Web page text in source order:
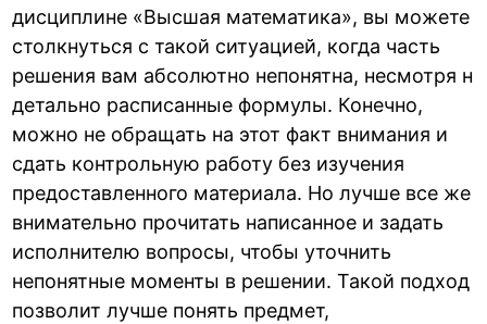
дисциплине «Высшая математика», вы можете
столкнуться с такой ситуацией, когда часть
решения вам абсолютно непонятна, несмотря н
детально расписанные формулы. Конечно,
можно не обращать на этот факт внимания и
сдать контрольную работу без изучения
предоставленного материала. Но лучше все же
внимательно прочитать написанное и задать
исполнителю вопросы, чтобы уточнить
непонятные моменты в решении. Такой подход
позволит лучше понять предмет,